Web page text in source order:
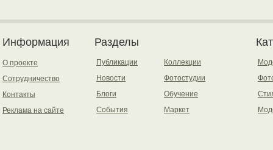
Информация
О проекте
Сотрудничество
Контакты
Реклама на сайте
Разделы
Публикации
Новости
Блоги
События
Коллекции
Фотостудии
Обучение
Маркет